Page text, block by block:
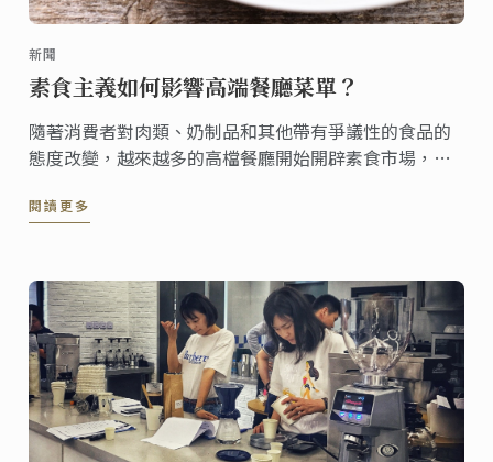
新聞
素食主義如何影響高端餐廳菜單？
隨著消費者對肉類、奶制品和其他帶有爭議性的食品的
態度改變，越來越多的高檔餐廳開始開辟素食市場，滿
閱讀更多